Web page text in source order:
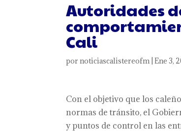
Autoridades
Cali
pornoticiascalistereofm|Ene 3,
Con el objetivo que los
normas de tránsito, el
y puntos de control en las